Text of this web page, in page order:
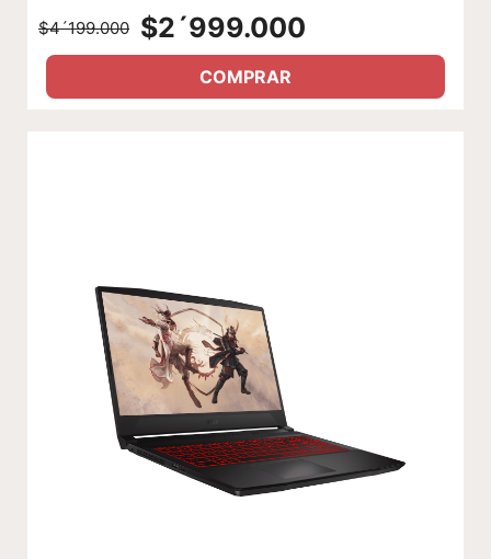
$4´199.000 $2´999.000
COMPRAR